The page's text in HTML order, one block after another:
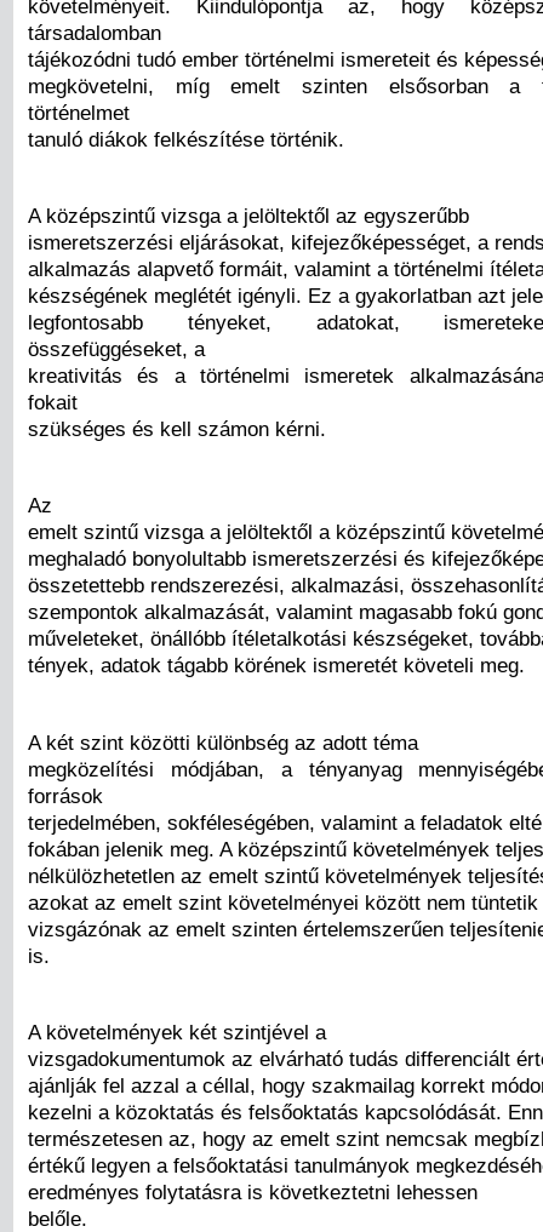
követelményeit. Kiindulópontja az, hogy
társadalomban
tájékozódni tudó ember történelmi ismereteit és
megkövetelni, míg emelt szinten elsősorban a
történelmet
tanuló diákok felkészítése történik.
A középszintű vizsga a jelöltektől az egyszerűbb
ismeretszerzési eljárásokat, kifejezőképességet, a
alkalmazás alapvető formáit, valamint a történelmi
készségének meglétét igényli. Ez a gyakorlatban azt
legfontosabb tényeket, adatokat,
összefüggéseket, a
kreativitás és a történelmi ismeretek
fokait
szükséges és kell számon kérni.
Az
emelt szintű vizsga a jelöltektől a középszintű
meghaladó bonyolultabb ismeretszerzési és
összetettebb rendszerezési, alkalmazási,
szempontok alkalmazását, valamint magasabb fokú
műveleteket, önállóbb ítéletalkotási készségeket,
tények, adatok tágabb körének ismeretét követeli meg.
A két szint közötti különbség az adott téma
megközelítési módjában, a tényanyag
források
terjedelmében, sokféleségében, valamint a feladatok
fokában jelenik meg. A középszintű követelmények
nélkülözhetetlen az emelt szintű követelmények
azokat az emelt szint követelményei között nem
vizsgázónak az emelt szinten értelemszerűen
is.
A követelmények két szintjével a
vizsgadokumentumok az elvárható tudás differenciált
ajánlják fel azzal a céllal, hogy szakmailag korrekt
kezelni a közoktatás és felsőoktatás kapcsolódását.
természetesen az, hogy az emelt szint nemcsak
értékű legyen a felsőoktatási tanulmányok
eredményes folytatásra is következtetni lehessen
belőle.